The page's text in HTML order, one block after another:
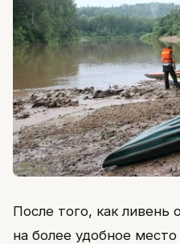
После того, как ливень
на более удобное